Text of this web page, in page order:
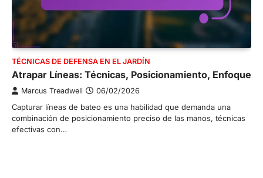
TÉCNICAS DE DEFENSA EN EL JARDÍN
Atrapar Líneas: Técnicas, Posicionamiento, Enfoque
Marcus Treadwell 06/02/2026
Capturar líneas de bateo es una habilidad que demanda una
combinación de posicionamiento preciso de las manos, técnicas
efectivas con…